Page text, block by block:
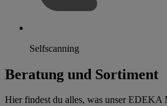
Selfscanning
Beratung und Sortiment
Hier findest du alles, was unser EDEKA